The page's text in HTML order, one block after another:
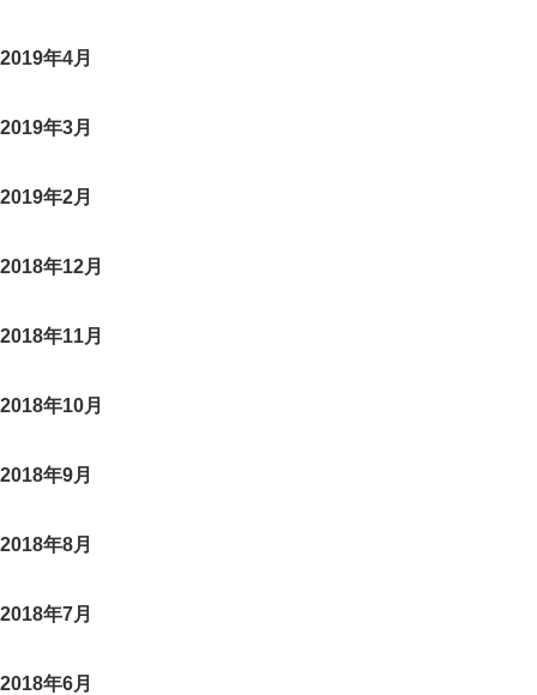
2019年4月
2019年3月
2019年2月
2018年12月
2018年11月
2018年10月
2018年9月
2018年8月
2018年7月
2018年6月